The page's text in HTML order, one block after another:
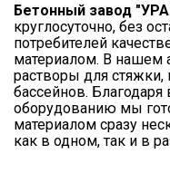
Бетонный завод
круглосуточно, без
потребителей
материалом. В нашем
растворы для стяжки,
бассейнов.
оборудованию мы
материалом сразу
как в одном, так и в